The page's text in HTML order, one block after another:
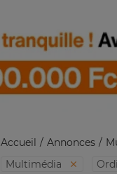
Accueil Annonces
Multimédia